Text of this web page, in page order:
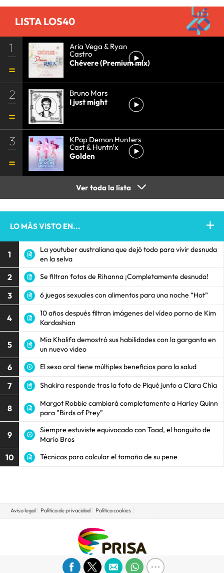
LISTA LOS40
1 Aria Vega & Ryan
Castro
Chévere (Premium mix)
2
Bruno Mars
I just might
3 KPop Demon Hunters
Cast & Huntr/x
Golden
Ver toda la lista
LO MÁS VISTO EN...
1
La youtuber australiana que dejó todo para vivir desnuda
en la selva
2 Se filtran fotos de Rihanna ¡Completamente desnuda!
3 6 juegos sexuales con alimentos para una noche “Hot”
4
10 años después filtran imágenes del vídeo porno de Kim
Kardashian
5
Mia Khalifa demostró sus habilidades con la garganta en
un nuevo video
6 El sexo oral tiene múltiples beneficios para la salud
7 Shakira responde tras la foto de Piqué junto a Clara Chía
8
Margot Robbie cambiará completamente a Harley Quinn
para "Birds of Prey"
9
Siempre estuviste equivocado con Toad, el honguito de
Mario Bros
10 Técnicas para calcular el tamaño de su pene
Aviso legal Política de privacidad Política cookies